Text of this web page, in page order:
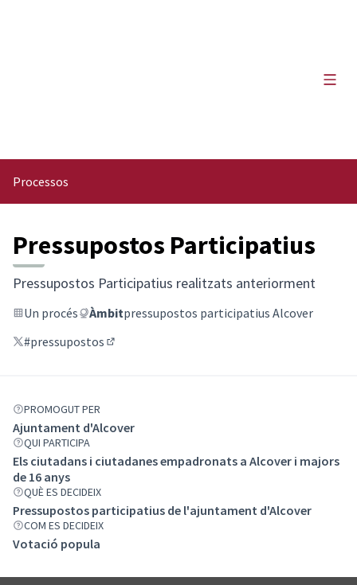
Processos
Pressupostos Participatius
Pressupostos Participatius realitzats anteriorment
Un procés Àmbitpressupostos participatius Alcover
#pressupostos
PROMOGUT PER
Ajuntament d'Alcover
QUI PARTICIPA
Els ciutadans i ciutadanes empadronats a Alcover i majors
de 16 anys
QUÈ ES DECIDEIX
Pressupostos participatius de l'ajuntament d'Alcover
COM ES DECIDEIX
Votació popula